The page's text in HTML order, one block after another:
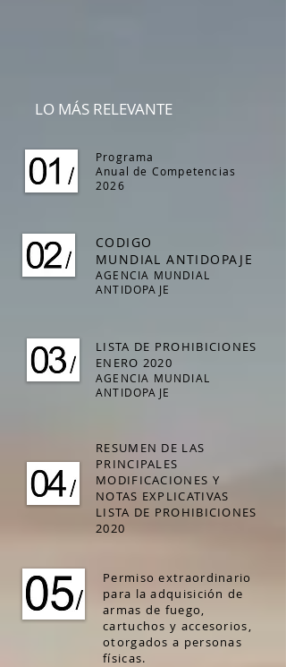
LO MÁS RELEVANTE
Programa
Anual de Competencias
2026
CODIGO
MUNDIAL ANTIDOPAJE
AGENCIA MUNDIAL
ANTIDOPAJE
LISTA DE PROHIBICIONES
ENERO 2020
AGENCIA MUNDIAL
ANTIDOPAJE
RESUMEN DE LAS
PRINCIPALES
MODIFICACIONES Y
NOTAS EXPLICATIVAS
LISTA DE PROHIBICIONES
2020
Permiso extraordinario
para la adquisición de
armas de fuego,
cartuchos y accesorios,
otorgados a personas
físicas.